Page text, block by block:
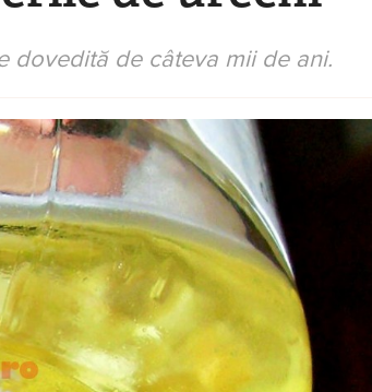
dovedită de câteva mii de ani.